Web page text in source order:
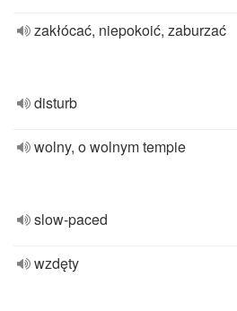
zakłócać, niepokoić, zaburzać
disturb
wolny, o wolnym tempie
slow-paced
wzdęty